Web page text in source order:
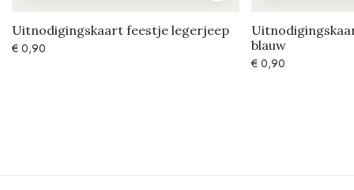
Uitnodigingskaart feestje legerjeep
€ 0,90
blauw
€ 0,90